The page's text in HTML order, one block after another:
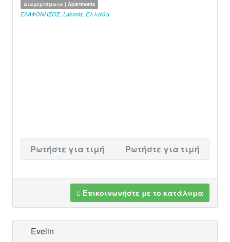
Διαμερίσματα | Apartments
ΕΛΑΦΟΝΗΣΟΣ, Lakonia, Ελλάδα
Ρωτήστε για τιμή Ρωτήστε για τιμή
Επικοινωνήστε με το κατάλυμα
Evelin